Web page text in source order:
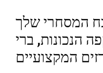
Health
Insurance
המסחרי שלך
הנכונות, ברי
המקצועיים